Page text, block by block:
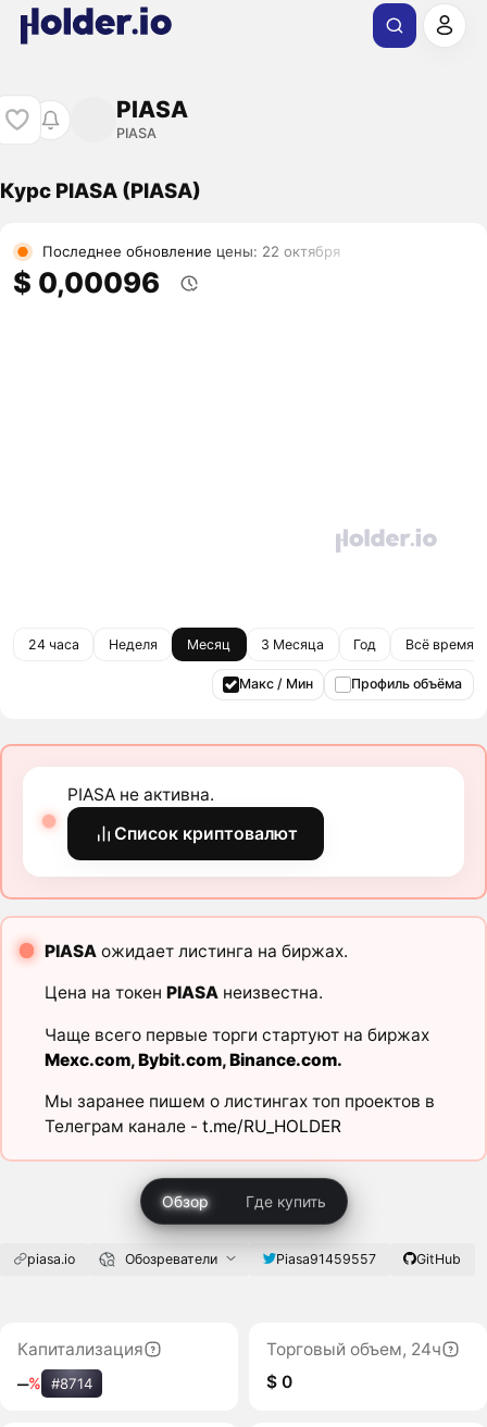
PIASA
PIASA
Курс PIASA (PIASA)
Последнее обновление цены: 22 октября
$ 0,00096
24 часа Неделя Месяц 3 Месяца Год Всё время
Макс / Мин Профиль объёма
PIASA не активна.
Список криптовалют
PIASA ожидает листинга на биржах.
Цена на токен PIASAнеизвестна.
Чаще всего первые торги стартуют на биржах
Mexc.com,Bybit.com,Binance.com.
Мы заранее пишем о листингах топ проектов в
Телеграм канале - t.me/RU_HOLDER
Обзор Где купить
piasa.io Обозреватели Piasa91459557 GitHub
Капитализация
‒% #8714
Торговый объем, 24ч
$ 0